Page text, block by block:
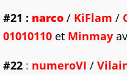
#21 : narco / KiFlam /
01010110 et Minmay
#22 : numeroVI /